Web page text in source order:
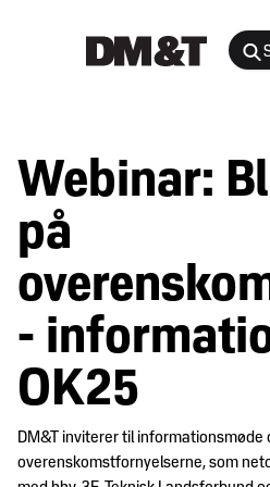
Agenter &
Distributører
Arbejdsmiljø
Bæredygtighed
samfundsansvar
Digital
handel
Arrangementer
Nyheder
&
indsigt
Juridisk
medlemsportal
Medlemskab
Webinar:
på
-
OK25
DM&T inviterer til informationsmøde
overenskomstfornyelserne, som